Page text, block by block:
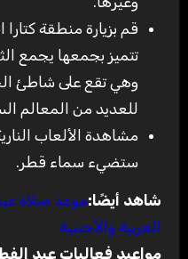
قم بزيارة منطقة
تتميز بجمعها يجمع
وهي تقع على شاطئ
للعديد من المعالم
مشاهدة الألعاب
ستضيء سماء قطر .
شاهد أيضًا:
العربية والأجنبية
مواعيد فعاليات عيد الفطر